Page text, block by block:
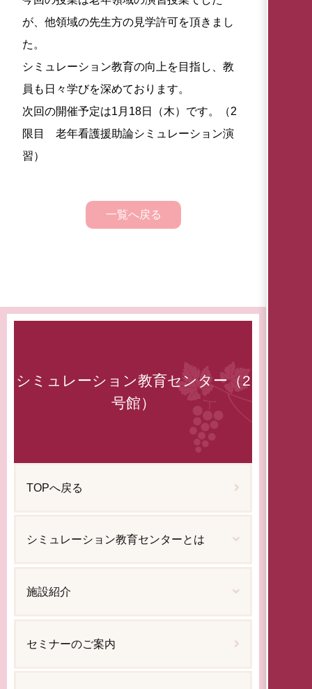
が、他領域の先生方の見学許可を頂きまし
た。
シミュレーション教育の向上を目指し、教
員も日々学びを深めております。
次回の開催予定は1月18日（木）です。（2
限目 老年看護援助論シミュレーション演
習）
一覧へ戻る
シミュレーション教育センター（2
号館）
TOPへ戻る
シミュレーション教育センターとは
施設紹介
セミナーのご案内